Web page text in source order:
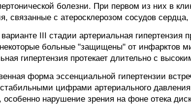
болезни. При первом из них в
связанные с атеросклерозом сосудов
III стадии артериальная
больные "защищены" от инфарктов
гипертензия протекает длительно с
форма эссенциальной гипертензии
цифрами артериального
нарушение зрения на фоне отека